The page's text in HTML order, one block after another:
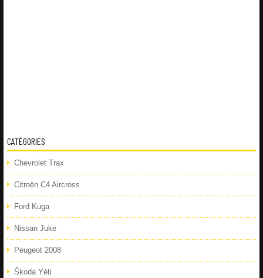
CATÉGORIES
Chevrolet Trax
Citroën C4 Aircross
Ford Kuga
Nissan Juke
Peugeot 2008
Škoda Yéti